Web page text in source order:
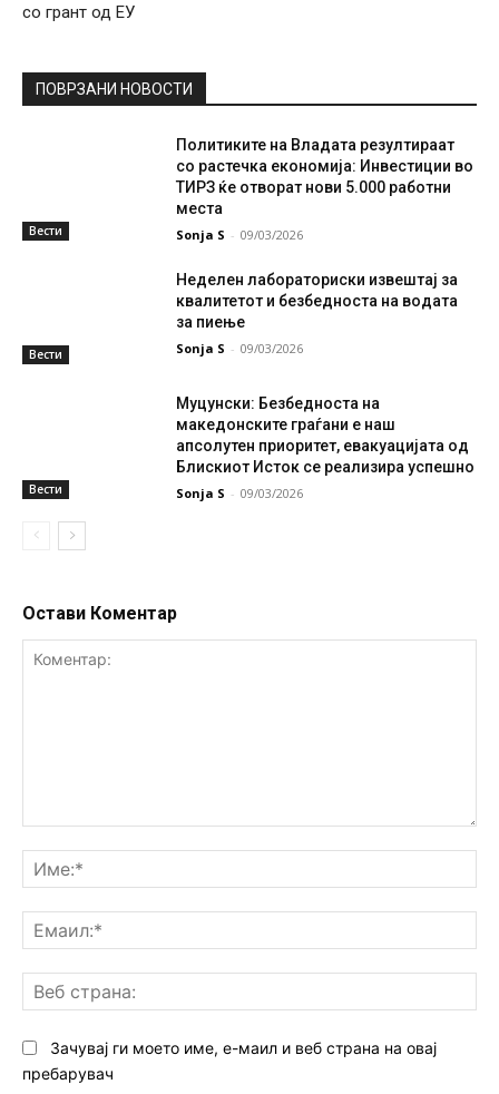
со грант од ЕУ
ПОВРЗАНИ НОВОСТИ
Вести
Политиките на Владата резултираат
со растечка економија: Инвестиции во
ТИРЗ ќе отворат нови 5.000 работни
места
Sonja S - 09/03/2026
Вести
Неделен лабораториски извештај за
квалитетот и безбедноста на водата
за пиење
Sonja S - 09/03/2026
Вести
Муцунски: Безбедноста на
македонските граѓани е наш
апсолутен приоритет, евакуацијата од
Блискиот Исток се реализира успешно
Sonja S - 09/03/2026
Остави Коментар
Зачувај ги моето име, е-маил и веб страна на овај
пребарувач